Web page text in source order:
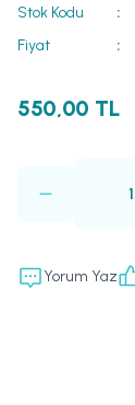
Stok Kodu
Fiyat
550,00 TL
Yorum Yaz